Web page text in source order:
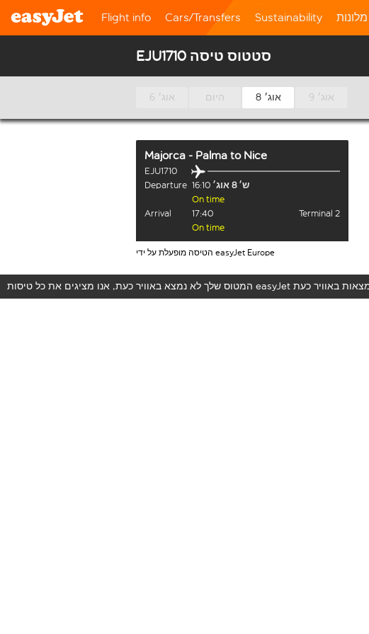
Flight info Cars/Transfers Sustainability מלונות
EJU1710 סטטוס טיסה
6 אוג׳ היום 8 אוג׳ 9 אוג׳
Majorca - Palma to Nice
EJU1710
Departure 16:10
ש׳ 8 אוג׳
On time
Arrival
17:40
Terminal 2
On time
הטיסה מופעלת על ידי easyJet Europe